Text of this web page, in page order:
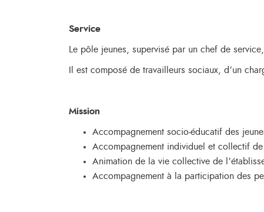
Service
Le pôle jeunes, supervisé par un chef de
Il est composé de travailleurs sociaux, d’un
Mission
Accompagnement socio-éducatif des
Accompagnement individuel et collectif
Animation de la vie collective de
Accompagnement à la participation des